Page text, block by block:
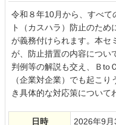
令和８年10月から、すべて
ト（カスハラ）防止のた
が義務付けられます。本セ
が、防止措置の内容につい
判例等の解説も交え、Ｂto
（企業対企業）でも起こ
き具体的な対応策について
日時 2026年9